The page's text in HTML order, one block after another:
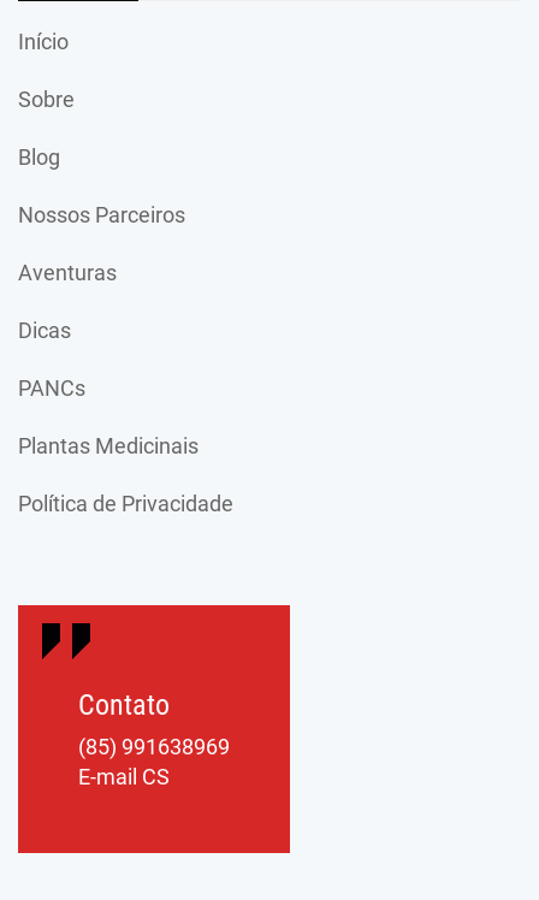
Início
Sobre
Blog
Nossos Parceiros
Aventuras
Dicas
PANCs
Plantas Medicinais
Política de Privacidade
Contato
(85) 991638969
E-mail CS